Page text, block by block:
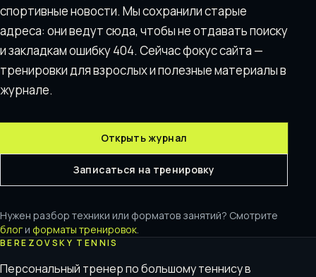
спортивные новости. Мы сохранили старые
адреса: они ведут сюда, чтобы не отдавать поискy
и закладкам ошибку 404. Сейчас фокус сайта —
тренировки для взрослых и полезные материалы в
журнале.
Открыть журнал
Записаться на тренировку
Нужен разбор техники или форматов занятий? Смотрите
блог и форматы тренировок.
BEREZOVSKY TENNIS
Персональный тренер по большому теннису в